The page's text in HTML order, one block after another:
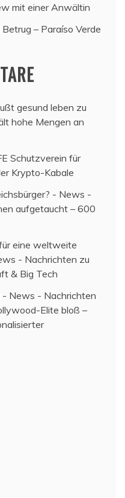
mit einer Anwältin
– Paraíso Verde
gesund leben zu
hohe Mengen an
Schutzverein für
Krypto-Kabale
- News -
aufgetaucht – 600
eine weltweite
- Nachrichten zu
& Big Tech
News - Nachrichten
Elite bloß –